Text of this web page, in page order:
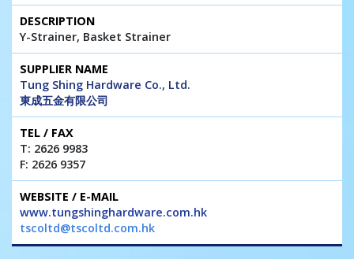
Y-Strainer, Basket Strainer
Tung Shing Hardware Co., Ltd.
東成五金有限公司
T: 2626 9983
F: 2626 9357
www.tungshinghardware.com.hk
tscoltd@tscoltd.com.hk